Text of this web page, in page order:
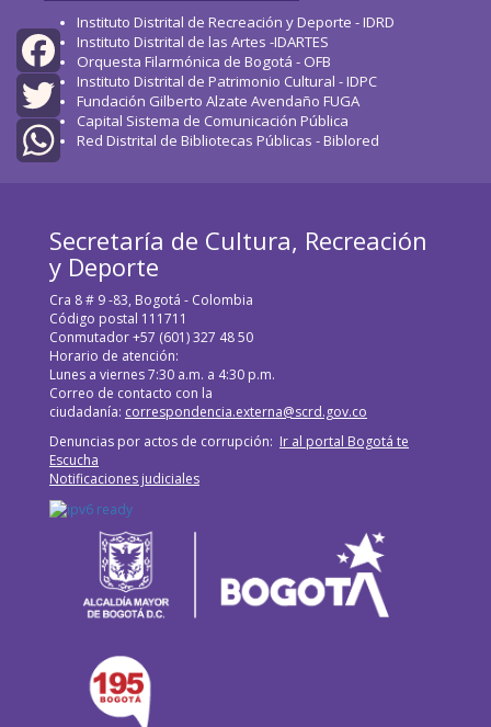
Facebook
Twitter
Instituto Distrital de Recreación y Deporte - IDRD
Instituto Distrital de las Artes -IDARTES
Orquesta Filarmónica de Bogotá - OFB
Instituto Distrital de Patrimonio Cultural - IDPC
Fundación Gilberto Alzate Avendaño FUGA
Capital Sistema de Comunicación Pública
Red Distrital de Bibliotecas Públicas - Biblored
Secretaría de Cultura, Recreación
y Deporte
Cra 8 # 9 -83, Bogotá - Colombia
Código postal 111711
Conmutador +57 (601) 327 48 50
Horario de atención:
Lunes a viernes 7:30 a.m. a 4:30 p.m.
Correo de contacto con la
ciudadanía: correspondencia.externa@scrd.gov.co
Denuncias por actos de corrupción: Ir al portal Bogotá te
Escucha
Notificaciones judiciales